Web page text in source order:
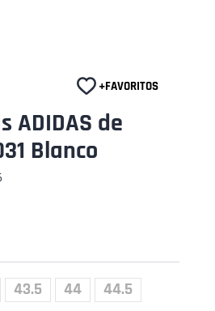
ADIDAS de
Blanco
43.5 44 44.5